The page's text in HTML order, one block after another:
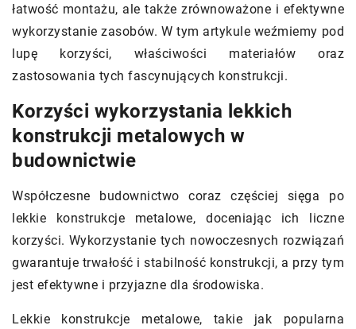
łatwość montażu, ale także zrównoważone i efektywne
wykorzystanie zasobów. W tym artykule weźmiemy pod
lupę korzyści, właściwości materiałów oraz
zastosowania tych fascynujących konstrukcji.
Korzyści wykorzystania lekkich
konstrukcji metalowych w
budownictwie
Współczesne budownictwo coraz częściej sięga po
lekkie konstrukcje metalowe, doceniając ich liczne
korzyści. Wykorzystanie tych nowoczesnych rozwiązań
gwarantuje trwałość i stabilność konstrukcji, a przy tym
jest efektywne i przyjazne dla środowiska.
Lekkie konstrukcje metalowe, takie jak popularna